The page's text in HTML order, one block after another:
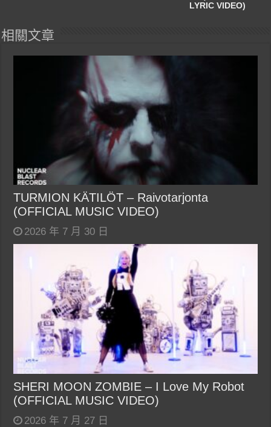
LYRIC VIDEO)
相關文章
TURMION KÄTILÖT – Raivotarjonta
(OFFICIAL MUSIC VIDEO)
2026 年 7 月 30 日
SHERI MOON ZOMBIE – I Love My Robot
(OFFICIAL MUSIC VIDEO)
2026 年 7 月 27 日